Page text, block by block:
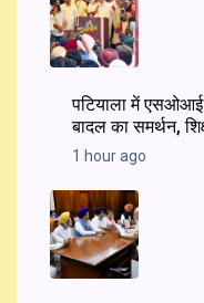
पटियाला में एसओआई
बादल का समर्थन,
1 hour ago